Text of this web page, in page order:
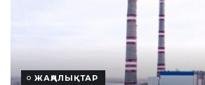
ЖАҢАЛЫҚТАР